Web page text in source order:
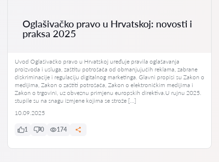
Oglašivačko pravo u Hrvatskoj: novosti i
praksa 2025
Uvod Oglašivačko pravo u Hrvatskoj uređuje pravila oglašavanja
proizvoda i usluga, zaštitu potrošača od obmanjujućih reklama, zabrane
diskriminacije i regulaciju digitalnog marketinga. Glavni propisi su Zakon o
medijima, Zakon o zaštiti potrošača, Zakon o elektroničkim medijima i
Zakon o trgovini, uz obveznu primjenu europskih direktiva.U rujnu 2025.
stupile su na snagu izmjene kojima se strože […]
10.09.2025
1 0 174